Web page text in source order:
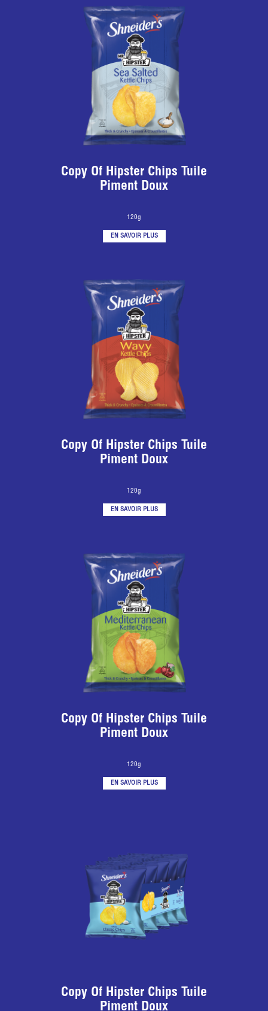
Copy Of Hipster Chips Tuile
Piment Doux
120g
EN SAVOIR PLUS
Copy Of Hipster Chips Tuile
Piment Doux
120g
EN SAVOIR PLUS
Copy Of Hipster Chips Tuile
Piment Doux
120g
EN SAVOIR PLUS
Copy Of Hipster Chips Tuile
Piment Doux